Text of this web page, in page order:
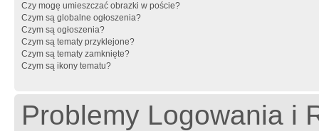
Czy mogę umieszczać obrazki w poście?
Czym są globalne ogłoszenia?
Czym są ogłoszenia?
Czym są tematy przyklejone?
Czym są tematy zamknięte?
Czym są ikony tematu?
Problemy Logowania i